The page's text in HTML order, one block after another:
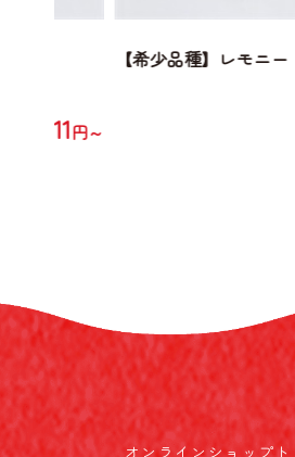
411円～
【希少品種】レモニー
オンラインショップ